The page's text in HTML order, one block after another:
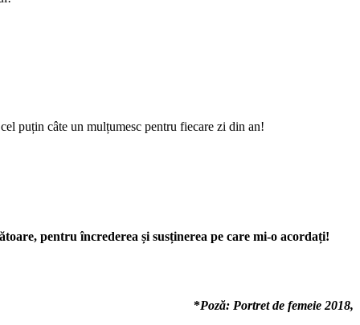
puțin câte un mulțumesc pentru fiecare zi din an!
pentru încrederea și susținerea pe care mi-o acordați!
*Poză: Portret de femeie 2018,